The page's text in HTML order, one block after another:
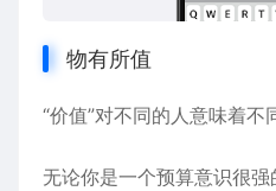
物有所值
“价值”对不同的人意味着不
无论你是一个预算意识很